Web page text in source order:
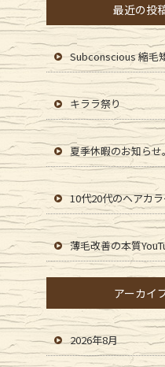
最近の投
キララ祭り
夏季休暇のお知らせ
薄毛改善の本質
アーカイ
2026年8月